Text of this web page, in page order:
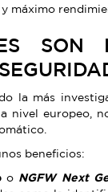
máximo
SON
la más
nivel europeo,
beneficios:
o NGFW Next